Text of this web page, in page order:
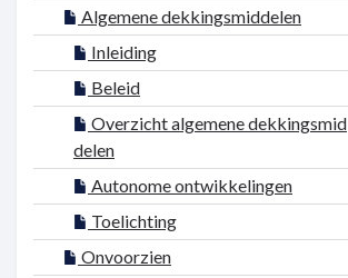
Algemene dekkingsmiddelen
Inleiding
Beleid
Overzicht algemene dekkingsmid
delen
Autonome ontwikkelingen
Toelichting
Onvoorzien